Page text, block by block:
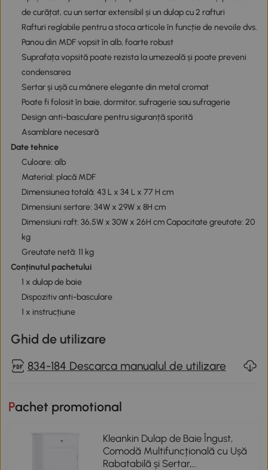
de curățat, cu un sertar extensibil și un dulap cu 2 rafturi
Rafturi reglabile pentru a stoca articole în funcție de nevoile dvs.
Panou din MDF vopsit în alb, foarte robust
Suprafața vopsită poate rezista la umezeală și poate preveni
condensarea
Sertar și ușă cu mânere elegante din metal cromat
Poate fi folosit în baie, dormitor, sufragerie sau sufragerie
Design anti-basculare pentru siguranță sporită
Asamblare necesară
Date tehnice
Culoare: alb
Material: placă MDF
Dimensiunea totală: 43 L x 34 L x 77 H cm
Dimensiuni sertare: 34W x 29W x 8H cm
Dimensiuni raft: 36,5W x 30W x 26H cm Capacitate greutate: 20
kg
Greutate netă: 11 kg
Conținutul pachetului
1 x dulap de baie
Dispozitiv anti-basculare
1 x instrucțiune
Ghid de utilizare
834-184 Descarca manualul de utilizare
Pachet promotional
Kleankin Dulap de Baie Îngust,
Comodă Multifuncțională cu Ușă
Rabatabilă și Sertar,